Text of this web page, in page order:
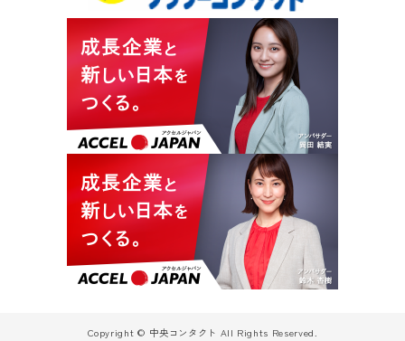
Copyright © 中央コンタクト All Rights Reserved.